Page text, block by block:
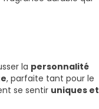
la personnalité
, parfaite tant pour le
se sentir uniques et